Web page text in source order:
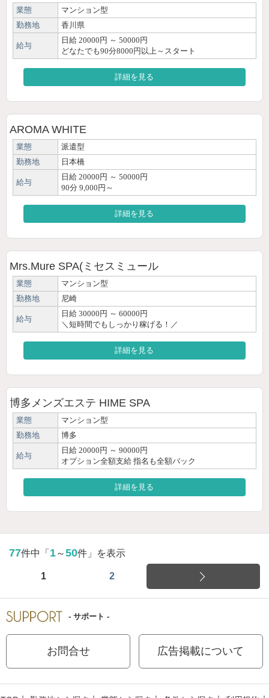
業態
マンション型
勤務地
香川県
給与
日給 20000円 ～ 50000円
どなたでも90分8000円以上～スタート
詳細を見る
AROMA WHITE
業態
派遣型
勤務地
日本橋
給与
日給 20000円 ～ 50000円
90分 9,000円～
詳細を見る
Mrs.Mure SPA(ミセスミュール
業態
マンション型
勤務地
尼崎
給与
日給 30000円 ～ 60000円
＼短時間でもしっかり稼げる！／
詳細を見る
博多メンズエステ HIME SPA
業態
マンション型
勤務地
博多
給与
日給 20000円 ～ 90000円
オプション全額支給 指名も全額バック
詳細を見る
77件中「 1～50件」を表示
1 2
- サポート -
お問合せ 広告掲載について